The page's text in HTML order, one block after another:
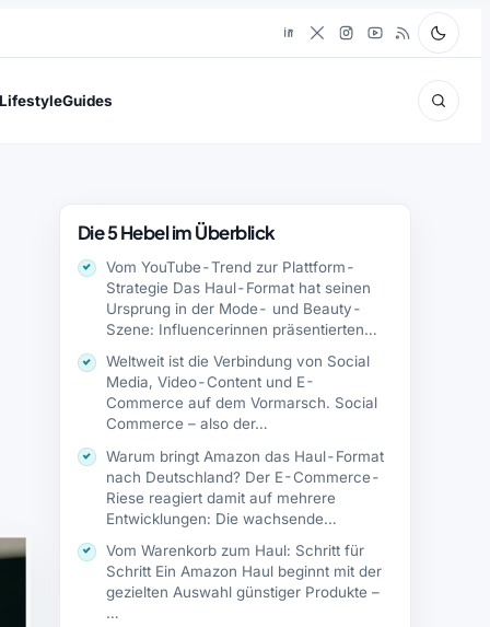
LifestyleGuides
Die 5 Hebel im Überblick
Vom YouTube-Trend zur Plattform-
Strategie Das Haul-Format hat seinen
Ursprung in der Mode- und Beauty-
Szene: Influencerinnen präsentierten
Weltweit ist die Verbindung von Social
Media, Video-Content und E-
Commerce auf dem Vormarsch. Social
Commerce – also der…
Warum bringt Amazon das Haul-Format
nach Deutschland? Der E-Commerce-
Riese reagiert damit auf mehrere
Entwicklungen: Die wachsende
Vom Warenkorb zum Haul: Schritt für
Schritt Ein Amazon Haul beginnt mit der
gezielten Auswahl günstiger Produkte –
…